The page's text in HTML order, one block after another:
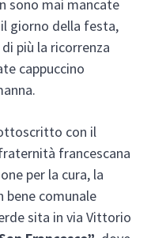
sono mai mancate
giorno della festa,
più la ricorrenza
cappuccino
con il
francescana
per la cura, la
bene comunale
sita in via Vittorio